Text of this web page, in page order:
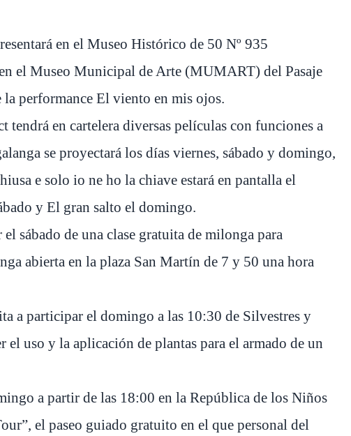
en el Museo Histórico de 50 Nº 935
el Museo Municipal de Arte (MUMART) del Pasaje
performance El viento en mis ojos.
tendrá en cartelera diversas películas con funciones a
se proyectará los días viernes, sábado y domingo,
e solo io ne ho la chiave estará en pantalla el
y El gran salto el domingo.
sábado de una clase gratuita de milonga para
abierta en la plaza San Martín de 7 y 50 una hora
a participar el domingo a las 10:30 de Silvestres y
el uso y la aplicación de plantas para el armado de un
a partir de las 18:00 en la República de los Niños
el paseo guiado gratuito en el que personal del